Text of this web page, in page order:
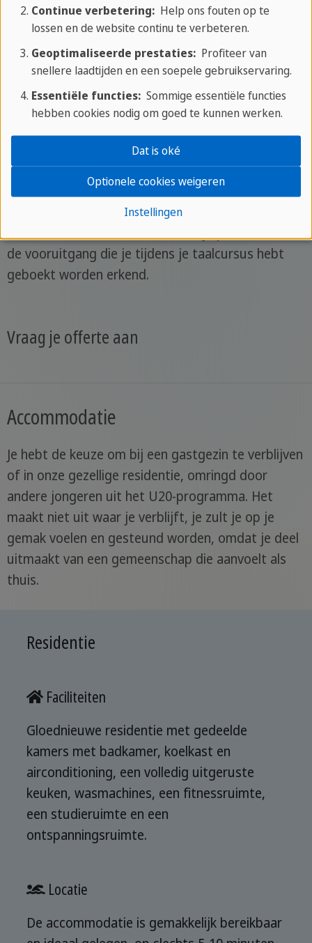
Toezicht
Onze toegewijde Teamers houden 24 uur per dag
toezicht en zorgen altijd voor veiligheid en
ondersteuning.
Certificaat
Aan het einde van je verblijf ontvang je je officiële
de vooruitgang die je tijdens je taalcursus hebt
geboekt worden erkend.
Vraag je offerte aan
Accommodatie
Je hebt de keuze om bij een gastgezin te verblijven
of in onze gezellige residentie, omringd door
andere jongeren uit het U20-programma. Het
maakt niet uit waar je verblijft, je zult je op je
gemak voelen en gesteund worden, omdat je deel
uitmaakt van een gemeenschap die aanvoelt als
thuis.
Residentie
Faciliteiten
Gloednieuwe residentie met gedeelde
kamers met badkamer, koelkast en
airconditioning, een volledig uitgeruste
keuken, wasmachines, een fitnessruimte,
een studieruimte en een
ontspanningsruimte.
Locatie
De accommodatie is gemakkelijk bereikbaar
Continue verbetering:Help ons fouten op te
lossen en de website continu te verbeteren.
Geoptimaliseerde prestaties:Profiteer van
snellere laadtijden en een soepele gebruikservaring.
Essentiële functies:Sommige essentiële functies
hebben cookies nodig om goed te kunnen werken.
Instellingen
Optionele cookies weigeren
Dat is oké